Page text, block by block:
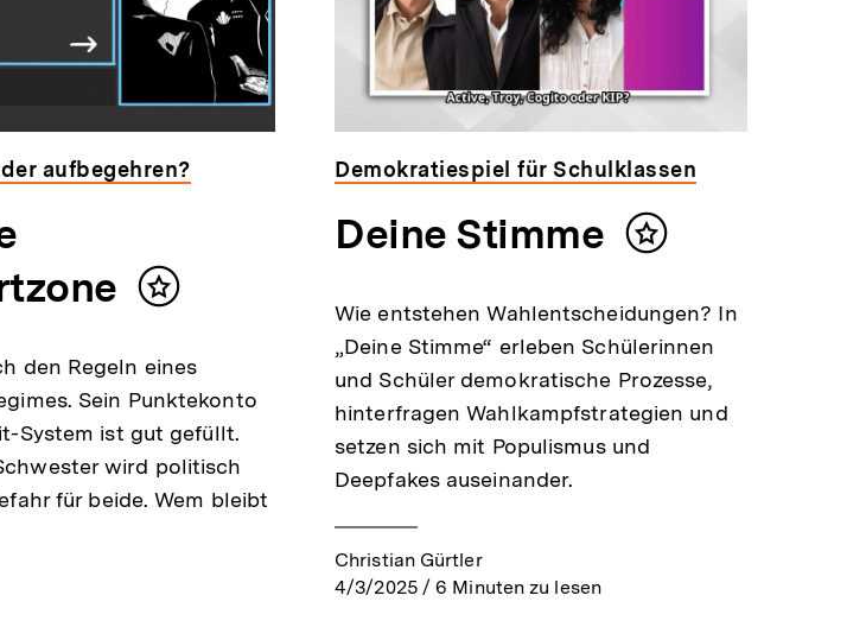
aufbegehren?
Inhalt
den Regeln eines
Sein Punktekonto
System ist gut gefüllt.
wird politisch
für beide. Wem bleibt
Demokratiespiel für Schulklassen
Deine Stimme
Inhalt
Wie entstehen Wahlentscheidungen? In
„Deine Stimme“ erleben Schülerinnen
und Schüler demokratische Prozesse,
hinterfragen Wahlkampfstrategien und
setzen sich mit Populismus und
Deepfakes auseinander.
Christian Gürtler
4/3/2025 / 6 Minuten zu lesen